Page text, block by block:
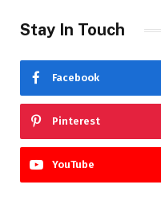
Stay In Touch
Facebook
Pinterest
YouTube